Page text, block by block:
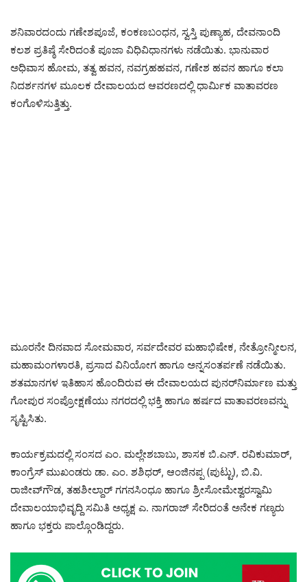
ಶನಿವಾರದಂದು ಗಣೇಶಪೂಜೆ, ಕಂಕಣಬಂಧನ, ಸ್ವಸ್ತಿ ಪುಣ್ಯಾಹ, ದೇವನಾಂದಿ
ಕಲಶ ಪ್ರತಿಷ್ಠೆ ಸೇರಿದಂತೆ ಪೂಜಾ ವಿಧಿವಿಧಾನಗಳು ನಡೆಯಿತು. ಭಾನುವಾರ
ಅಧಿವಾಸ ಹೋಮ, ತತ್ವ ಹವನ, ನವಗ್ರಹಹವನ, ಗಣೇಶ ಹವನ ಹಾಗೂ ಕಲಾ
ನಿದರ್ಶನಗಳ ಮೂಲಕ ದೇವಾಲಯದ ಆವರಣದಲ್ಲಿ ಧಾರ್ಮಿಕ ವಾತಾವರಣ
ಕಂಗೊಳಿಸುತ್ತಿತ್ತು.
ಮೂರನೇ ದಿನವಾದ ಸೋಮವಾರ, ಸರ್ವದೇವರ ಮಹಾಭಿಷೇಕ, ನೇತ್ರೋನ್ಮೀಲನ,
ಮಹಾಮಂಗಳಾರತಿ, ಪ್ರಸಾದ ವಿನಿಯೋಗ ಹಾಗೂ ಅನ್ನಸಂತರ್ಪಣೆ ನಡೆಯಿತು.
ಶತಮಾನಗಳ ಇತಿಹಾಸ ಹೊಂದಿರುವ ಈ ದೇವಾಲಯದ ಪುನರ್‌ನಿರ್ಮಾಣ ಮತ್ತು
ಗೋಪುರ ಸಂಪ್ರೋಕ್ಷಣೆಯು ನಗರದಲ್ಲಿ ಭಕ್ತಿ ಹಾಗೂ ಹರ್ಷದ ವಾತಾವರಣವನ್ನು
ಸೃಷ್ಟಿಸಿತು.
ಕಾರ್ಯಕ್ರಮದಲ್ಲಿ ಸಂಸದ ಎಂ. ಮಲ್ಲೇಶಬಾಬು, ಶಾಸಕ ಬಿ.ಎನ್. ರವಿಕುಮಾರ್,
ಕಾಂಗ್ರೆಸ್ ಮುಖಂಡರು ಡಾ. ಎಂ. ಶಶಿಧರ್, ಆಂಜಿನಪ್ಪ (ಪುಟ್ಟು), ಬಿ.ವಿ.
ರಾಜೀವ್‌ಗೌಡ, ತಹಶೀಲ್ದಾರ್ ಗಗನಸಿಂಧೂ ಹಾಗೂ ಶ್ರೀಸೋಮೇಶ್ವರಸ್ವಾಮಿ
ದೇವಾಲಯಾಭಿವೃದ್ದಿ ಸಮಿತಿ ಅಧ್ಯಕ್ಷ ಎ. ನಾಗರಾಜ್ ಸೇರಿದಂತೆ ಅನೇಕ ಗಣ್ಯರು
ಹಾಗೂ ಭಕ್ತರು ಪಾಲ್ಗೊಂಡಿದ್ದರು.